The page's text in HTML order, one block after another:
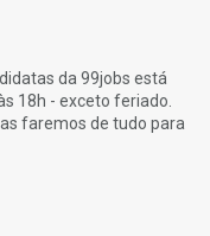
da 99jobs está
18h - exceto feriado.
faremos de tudo para